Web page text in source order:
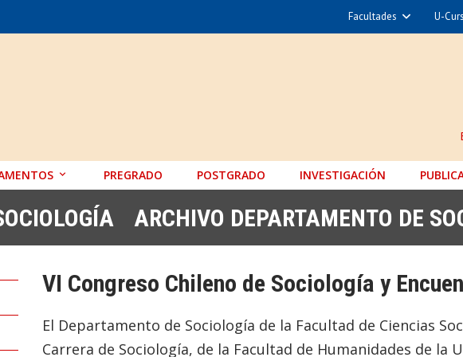
Facultades
Derecho
Medicina
Nutrición y Tecnología
U-
SOCIAL
PREGRADO POSTGRADO INVESTIGACIÓN
ARCHIVO DEPARTAMENTO DE
VI Congreso Chileno de Sociología y
El Departamento de Sociología de la Facultad de Ciencias
Carrera de Sociología, de la Facultad de Humanidades de la